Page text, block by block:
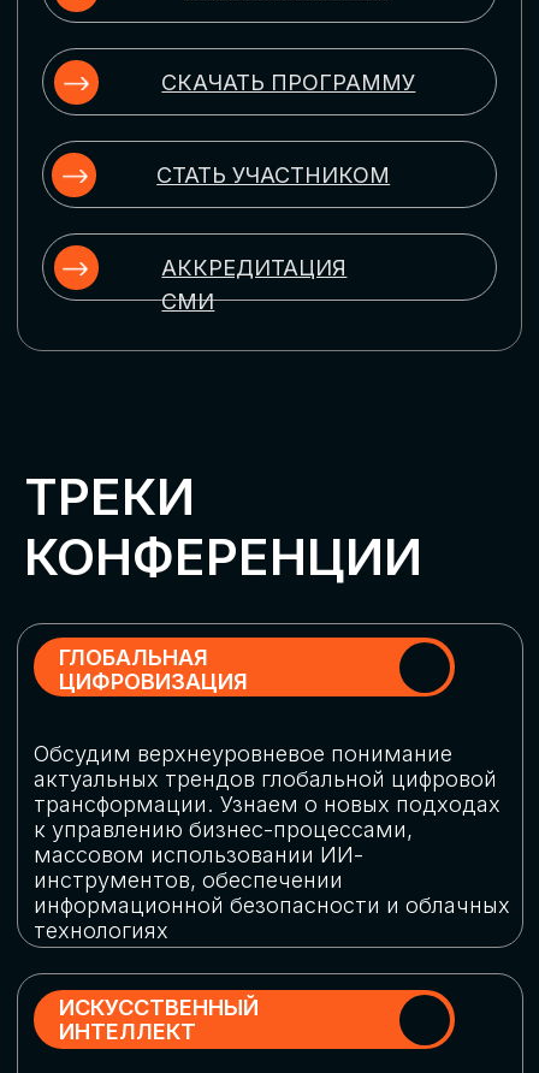
Выясним, как в наши дни уверенно
защищать свой бизнес от киберугроз
ЦИФРОВИЗАЦИЯ
МАРКЕТИНГА И ПРОДАЖ
Обменяемся опытом, какие ИИ-решения
в маркетинге и продажах наиболее
рекламными кампаниями показывают
наибольшую эффективность
ЦИФРОВИЗАЦИЯ
УПРАВЛЕНИЯ ПЕРСОНАЛОМ
Рассмотрим управление человеческим
комплексные решения для роста
производительности и кейсы
оптимизации процессов найма,
развития, оценки и удержания
РОБОТИЗАЦИЯ
Узнаем, в каких отраслях ИИ
«материализуется», какие роботы
решают сложные бизнес-задачи, а где
только обсуждают концепции
роботизации и потенциальные бюджеты
на тестирование образцов
ЦИФРОВИЗАЦИЯ
КЛИЕНТСКОГО СЕРВИСА
Разберем кейсы в сфере цифровизации